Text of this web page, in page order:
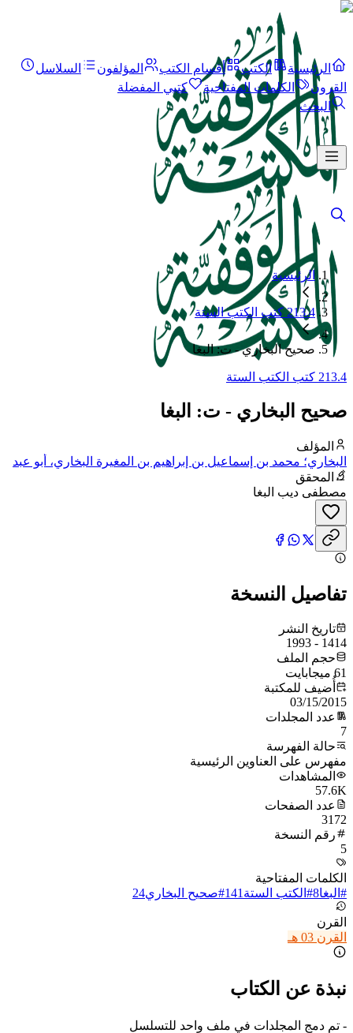
الرئيسية الكتب أقسام الكتب المؤلفون
السلاسل
القرون
الكلمات المفتاحية
كتبي المفضلة
البحث
الرئيسية
213.4 كتب الكتب الستة
صحيح البخاري - ت: البغا
213.4 كتب الكتب الستة
صحيح البخاري - ت: البغا
المؤلف
البخاري؛ محمد بن إسماعيل بن إبراهيم بن المغيرة البخاري، أبو عبد
اللهالمحقق
مصطفى ديب البغا
تفاصيل النسخة
تاريخ النشر
1414 - 1993
حجم الملف
61 ميجابايت
أُضيف للمكتبة
03/15/2015
عدد المجلدات
7
حالة الفهرسة
مفهرس على العناوين الرئيسية
المشاهدات
57.6K
عدد الصفحات
3172
رقم النسخة
5
الكلمات المفتاحية
# البغا8
# الكتب الستة 141
#صحيح البخاري24
القرن
القرن 03 هـ
نبذة عن الكتاب
- تم دمج المجلدات في ملف واحد للتسلسل